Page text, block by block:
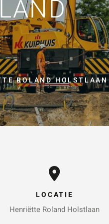
ROLAND HOLSTLAAN
LOCATIE
Henriëtte Roland Holstlaan